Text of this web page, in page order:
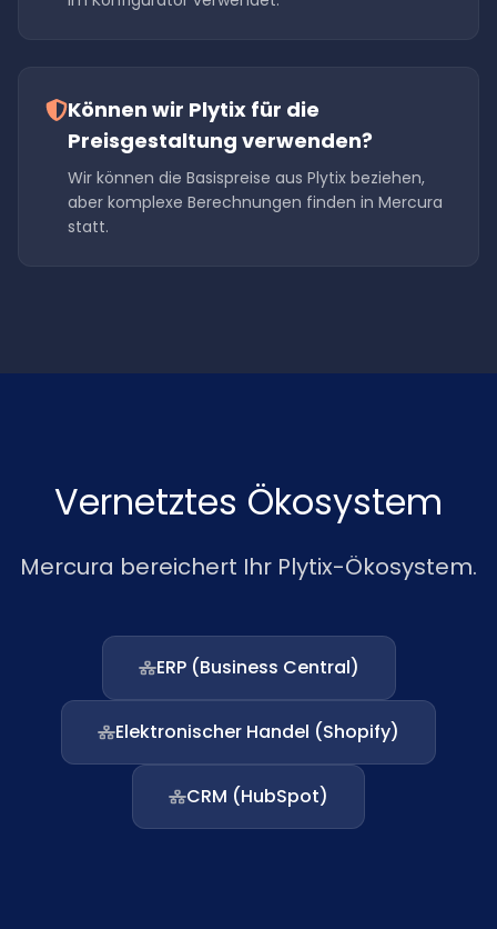
Können wir Plytix für die
Preisgestaltung verwenden?
Wir können die Basispreise aus Plytix beziehen,
aber komplexe Berechnungen finden in Mercura
statt.
Vernetztes Ökosystem
Mercura bereichert Ihr Plytix-Ökosystem.
ERP (Business Central)
Elektronischer Handel (Shopify)
CRM (HubSpot)